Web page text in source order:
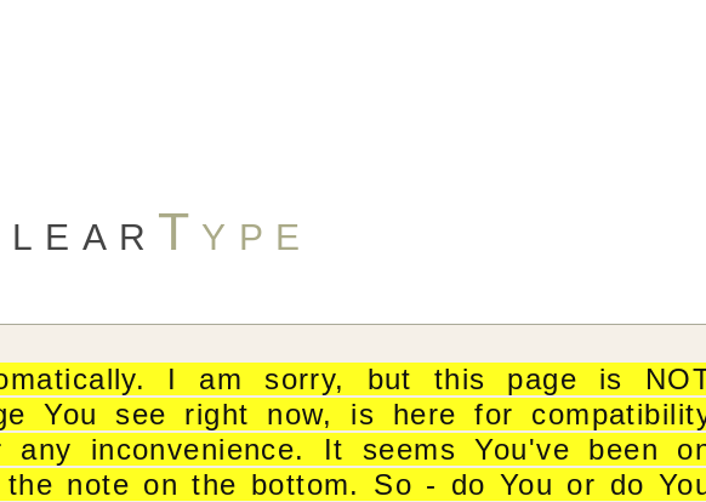
Type
I am sorry, but this page is
You see right now, is here for
inconvenience. It seems You've been
note on the bottom. So - do You or do